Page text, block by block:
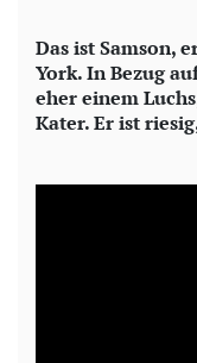
Das ist Samson,
York. In Bezug
eher einem
Kater. Er ist